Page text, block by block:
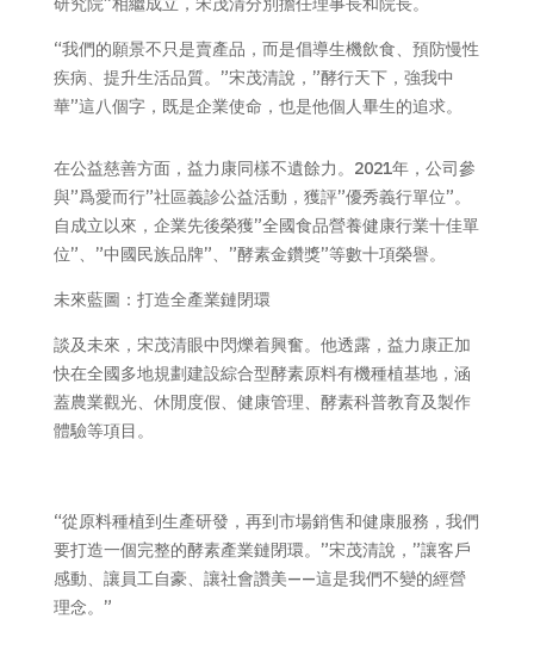
“我們的願景不只是賣產品，而是倡導生機飲食、預防慢性
疾病、提升生活品質。”宋茂清說，”酵行天下，強我中
華”這八個字，既是企業使命，也是他個人畢生的追求。
在公益慈善方面，益力康同樣不遺餘力。2021年，公司參
與”爲愛而行”社區義診公益活動，獲評”優秀義行單位”。
自成立以來，企業先後榮獲”全國食品營養健康行業十佳單
位”、”中國民族品牌”、”酵素金鑽獎”等數十項榮譽。
未來藍圖：打造全產業鏈閉環
談及未來，宋茂清眼中閃爍着興奮。他透露，益力康正加
快在全國多地規劃建設綜合型酵素原料有機種植基地，涵
蓋農業觀光、休閒度假、健康管理、酵素科普教育及製作
體驗等項目。
“從原料種植到生產研發，再到市場銷售和健康服務，我們
要打造一個完整的酵素產業鏈閉環。”宋茂清說，”讓客戶
感動、讓員工自豪、讓社會讚美——這是我們不變的經營
理念。”